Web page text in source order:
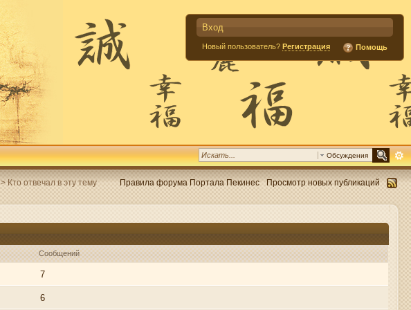
Вход
Новый пользователь? Регистрация Помощь
Обсуждения
>Кто отвечал в эту тему Правила форума Портала Пекинес Просмотр новых публикаций
Сообщений
7
6